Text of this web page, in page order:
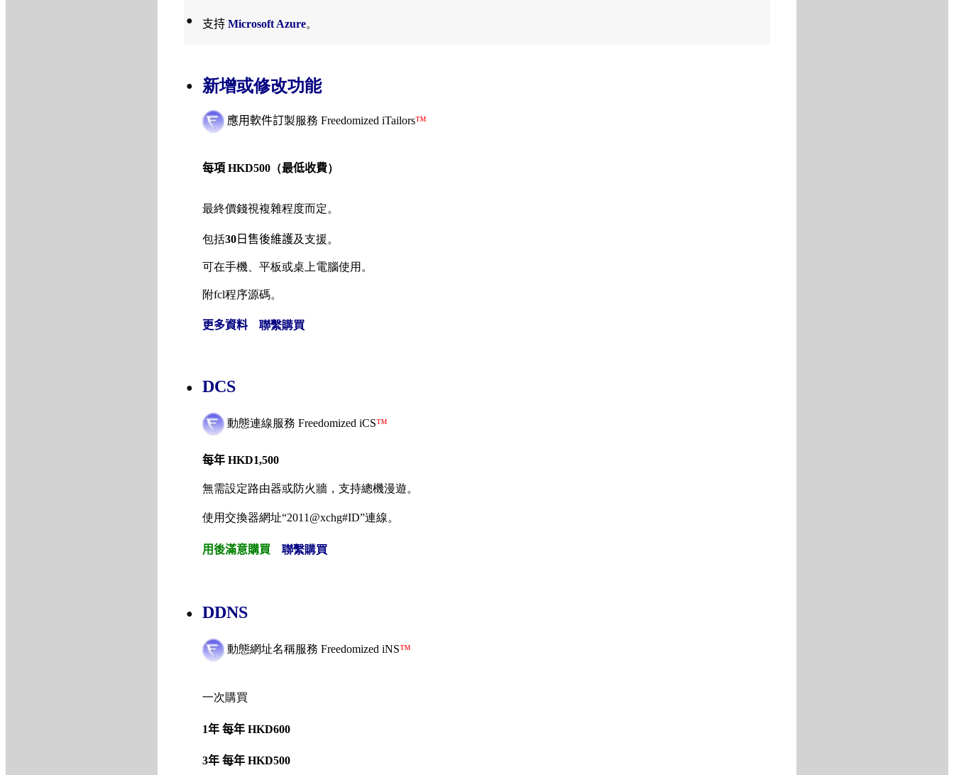
● 支持 Microsoft Azure。
● 新增或修改功能
應用軟件訂製服務 Freedomized iTailors™
每項 HKD500 （最低收費）
最終價錢視複雜程度而定。
包括30 日售後維護及支援。
可在手機、平板或桌上電腦使用。
附fcl程序源碼。
更多資料 聯繫購買
● DCS
動態連線服務 Freedomized iCS™
每年 HKD1,500
無需設定路由器或防火牆，支持總機漫遊。
使用交換器網址“2011@xchg#ID”連線。
用後滿意購買 聯繫購買
● DDNS
動態網址名稱服務 Freedomized iNS™
一次購買
1年 每年 HKD600
3年 每年 HKD500